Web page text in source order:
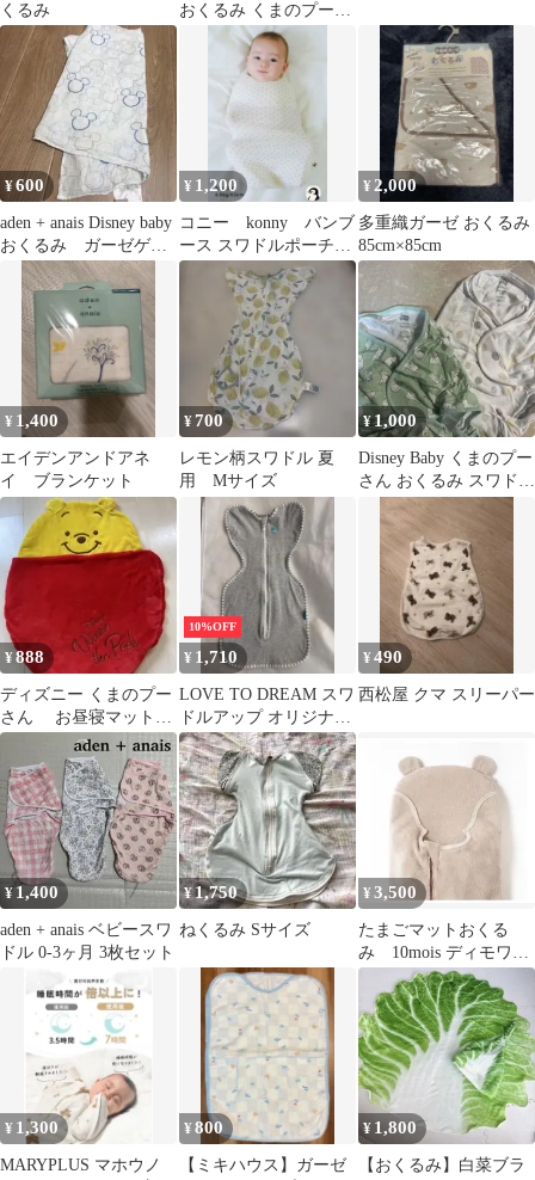
くるみ
おくるみ くまのプーさ
¥600
aden + anais Disney baby
おくるみ ガーゼゲッ
¥ 1,200
コニー konny バンブ
ース スワドルポーチ
ワインドット
¥2,000
多重織ガーゼ おくるみ
85cm×85cm
¥ 1,400
エイデンアンドアネ
イ ブランケット
¥700
レモン柄スワドル 夏
用 Mサイズ
¥1,000
Disney Baby くまのプー
さん おくるみ スワドル
2枚セット
¥888
ディズニー くまのプー
さん お昼寝マット
フリース
10%OFF
¥ 1,710
LOVE TO DREAM スワ
ドルアップ オリジナル
Sサイズ
¥490
西松屋 クマ スリーパー
¥ 1,400
aden + anais ベビースワ
ドル 0-3ヶ月 3枚セット
¥ 1,750
ねくるみ Sサイズ
¥ 3,500
たまごマットおくる
み 10mois ディモワ
くま スワドル
¥ 1,300
MARYPLUS マホウノ
¥800
【ミキハウス】ガーゼ
¥ 1,800
【おくるみ】白菜ブラ